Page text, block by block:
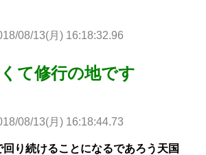
08/13(月) 16:18:32.96
て修行の地です
08/13(月) 16:18:44.73
り続けることになるであろう天国